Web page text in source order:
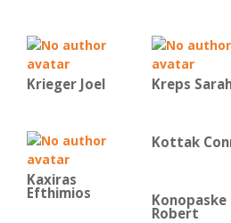
Krieger Joel Kreps
Kaxiras
Efthimios
Kottak
Konopaske
Robert